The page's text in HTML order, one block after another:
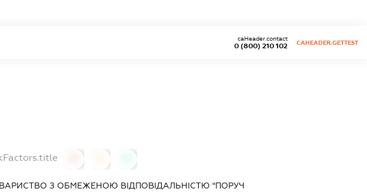
0 (800) 210 102
caHeader.contact
CAHEADER.GETTEST
З ОБМЕЖЕНОЮ ВІДПОВІДАЛЬНІСТЮ "ПОРУЧ